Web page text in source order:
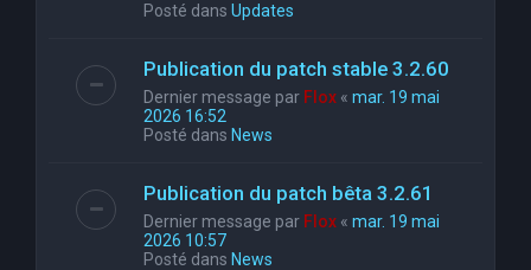
Posté dans Updates
Publication du patch stable 3.2.60
Dernier message par Flox « mar. 19 mai
2026 16:52
Posté dans News
Publication du patch bêta 3.2.61
Dernier message par Flox « mar. 19 mai
2026 10:57
Posté dans News